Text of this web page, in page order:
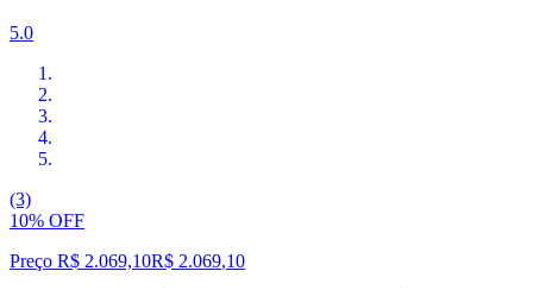
5.0
(3)
10% OFF
Preço R$ 2.069,10R$ 2.069,10